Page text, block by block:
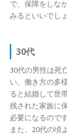
で、保障をしな
みるといいでしょ
30代
30代の男性は死
い。働き方の多
ると結婚して世
残された家族に
必要になるのです
また、20代の頃